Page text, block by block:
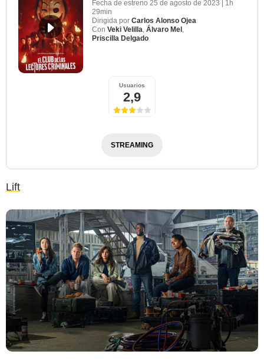
Fecha de estreno 25 de agosto de 2023
1h
29min
Dirigida por Carlos Alonso Ojea
Con Veki Velilla, Álvaro Mel,
Priscilla Delgado
Usuarios
2,9
STREAMING
Lift